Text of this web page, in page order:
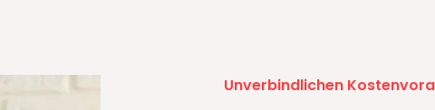
Unverbindlichen